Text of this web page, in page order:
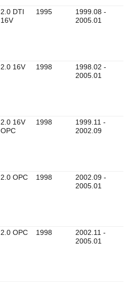
2.0 DTI
16V
1995
1999.08 -
2005.01
2.0 16V 1998
1998.02 -
2005.01
2.0 16V
OPC
1998
1999.11 -
2002.09
2.0 OPC 1998
2002.09 -
2005.01
2.0 OPC 1998
2002.11 -
2005.01